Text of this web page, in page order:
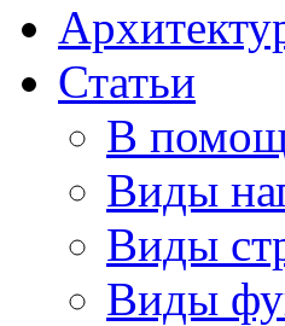
Статьи
В
Виды
Виды
Виды